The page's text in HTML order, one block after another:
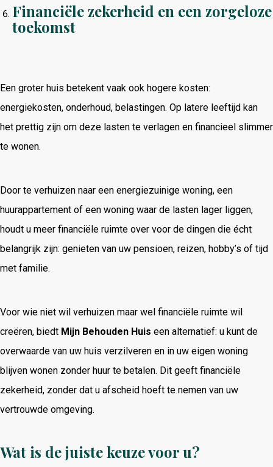
Financiële zekerheid en een zorgeloze
toekomst
Een groter huis betekent vaak ook hogere kosten:
energiekosten, onderhoud, belastingen. Op latere leeftijd kan
het prettig zijn om deze lasten te verlagen en financieel slimmer
te wonen.
Door te verhuizen naar een energiezuinige woning, een
huurappartement of een woning waar de lasten lager liggen,
houdt u meer financiële ruimte over voor de dingen die écht
belangrijk zijn: genieten van uw pensioen, reizen, hobby’s of tijd
met familie.
Voor wie niet wil verhuizen maar wel financiële ruimte wil
creëren, biedt Mijn Behouden Huis een alternatief: u kunt de
overwaarde van uw huis verzilveren en in uw eigen woning
blijven wonen zonder huur te betalen. Dit geeft financiële
zekerheid, zonder dat u afscheid hoeft te nemen van uw
vertrouwde omgeving.
Wat is de juiste keuze voor u?